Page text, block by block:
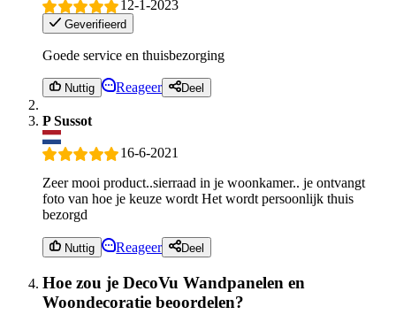
12-1-2023
Geverifieerd
Goede service en thuisbezorging
Nuttig Reageer Deel
P Sussot
16-6-2021
Zeer mooi product..sierraad in je woonkamer.. je ontvangt
foto van hoe je keuze wordt Het wordt persoonlijk thuis
bezorgd
Nuttig Reageer Deel
Hoe zou je DecoVu Wandpanelen en
Woondecoratie beoordelen?